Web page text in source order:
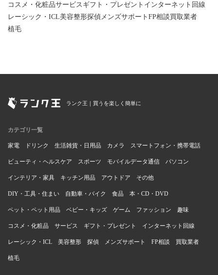
コスメ・化粧品サービス ギフト・プレゼント インターネット回線
レーシック・ICL美容整形探偵 メンズサポート FP相談買取業者
植毛
ランク王｜買うを楽しく簡単に
カテゴリ一覧
家電 ドリンク 生活雑貨・日用品 カメラ スマートフォン・携帯電話
ビューティ・ヘルスケア スポーツ モバイルデータ通信 パソコン
インテリア・家具 キッチン用品 アウトドア その他
DIY・工具・住まい 自動車・バイク 食品 本・CD・DVD
ペット・ペット用品 ベビー・キッズ ゲーム ファッション 趣味
コスメ・化粧品 サービス ギフト・プレゼント インターネット回線
レーシック・ICL 美容整形 探偵 メンズサポート FP相談 買取業者
植毛